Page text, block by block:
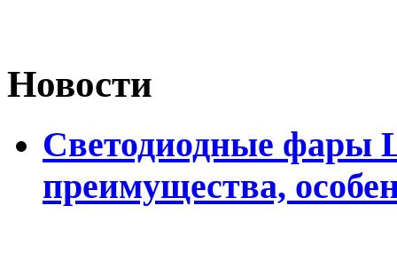
Новости
Светодиодные фары
преимущества,